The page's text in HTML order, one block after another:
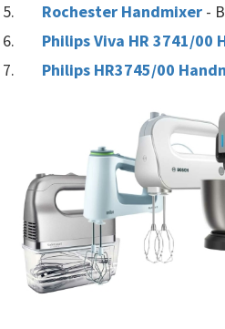
Rochester Handmixer -
Philips Viva HR 3741/00
Philips HR3745/00